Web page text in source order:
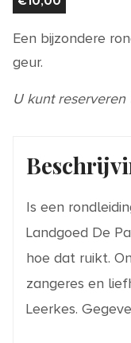
Een bijzondere
geur.
U kunt reserveren
Is een
Landgoed De
hoe dat ruikt.
zangeres en
Leerkes.